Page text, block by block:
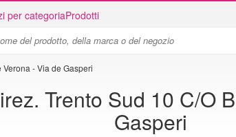
per categoriaProdotti
- Via de Gasperi
Trento Sud 10 C/O
Gasperi